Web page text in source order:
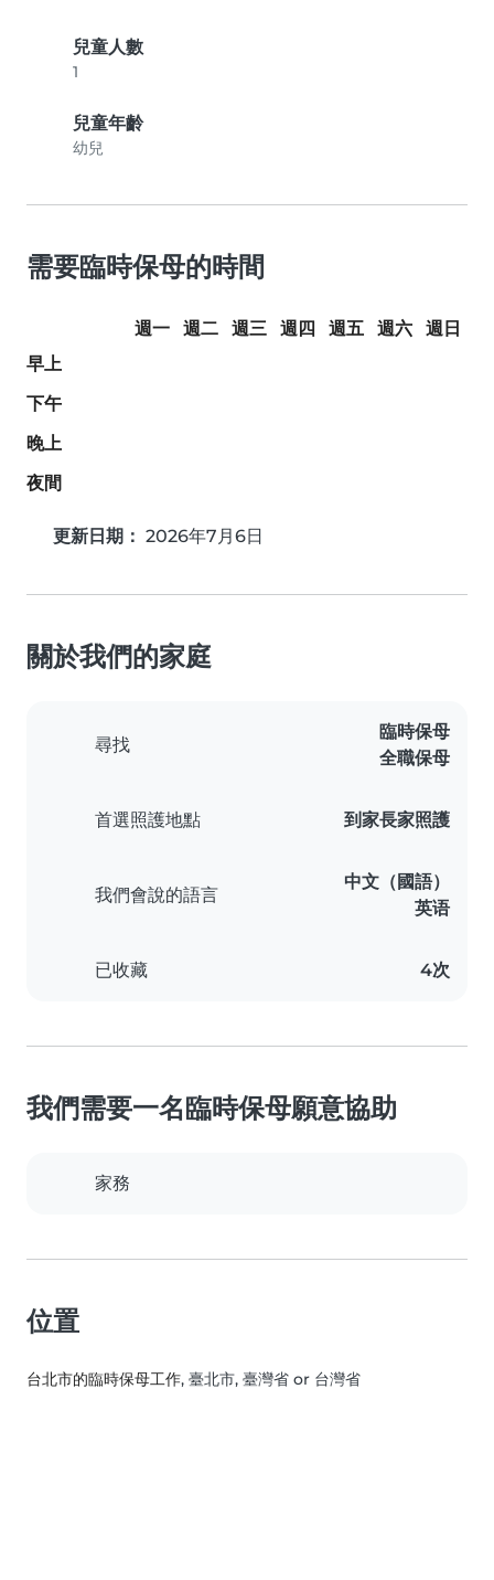
兒童人數
1
兒童年齡
幼兒
需要臨時保母的時間
週一 週二 週三 週四 週五 週六
週日
早上
下午
晚上
夜間
更新日期： 2026年7月6日
關於我們的家庭
尋找
臨時保母
全職保母
首選照護地點 到家長家照護
我們會說的語言
中文（國語）
英语
已收藏 4次
我們需要一名臨時保母願意協助
家務
位置
台北市的臨時保母工作, 臺北市, 臺灣省 or 台灣省